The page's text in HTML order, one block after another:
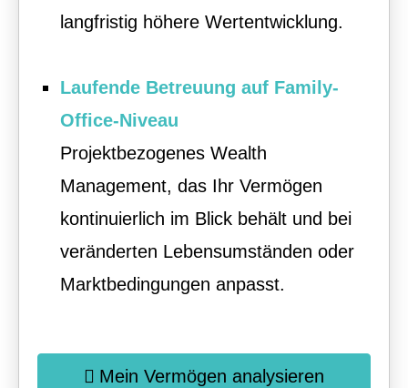
langfristig höhere Wertentwicklung.
Laufende Betreuung auf Family-
Office-Niveau
Projektbezogenes Wealth
Management, das Ihr Vermögen
kontinuierlich im Blick behält und bei
veränderten Lebensumständen oder
Marktbedingungen anpasst.
Mein Vermögen analysieren